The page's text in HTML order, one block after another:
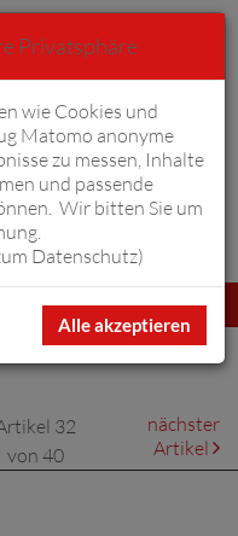
0
32
von 40
nächster
Artikel
Privatsphäre
wie Cookies und
Matomo anonyme
zu messen, Inhalte
und passende
Wir bitten Sie um
Datenschutz)
Alle akzeptieren